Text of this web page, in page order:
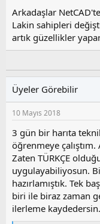
Arkadaşlar
Lakin sahipleri
artık güzellikler
Üyeler Görebilir
10 Mayıs 2018
3 gün bir harıta
öğrenmeye
Zaten TÜRKÇE
uygulayabiliyosun.
hazırlamıştık. Tek
biri ile biraz zaman
ilerleme kaydedersin.